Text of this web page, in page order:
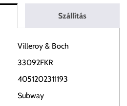
Szállítás
Villeroy & Boch
33092FKR
4051202311193
Subway